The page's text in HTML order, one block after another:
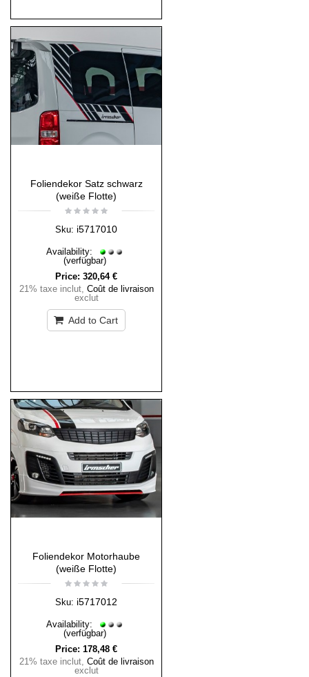
Foliendekor Satz schwarz
(weiße Flotte)
Sku: i5717010
Availability:
(verfügbar)
Price: 320,64 €
21% taxe inclut, Coût de livraison
exclut
Add to Cart
Foliendekor Motorhaube
(weiße Flotte)
Sku: i5717012
Availability:
(verfügbar)
Price: 178,48 €
21% taxe inclut, Coût de livraison
exclut